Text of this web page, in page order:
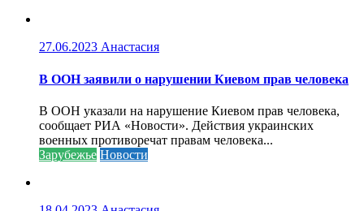
27.06.2023 Анастасия
В ООН заявили о нарушении Киевом прав человека
В ООН указали на нарушение Киевом прав человека,
сообщает РИА «Новости». Действия украинских
военных противоречат правам человека...
Зарубежье Новости